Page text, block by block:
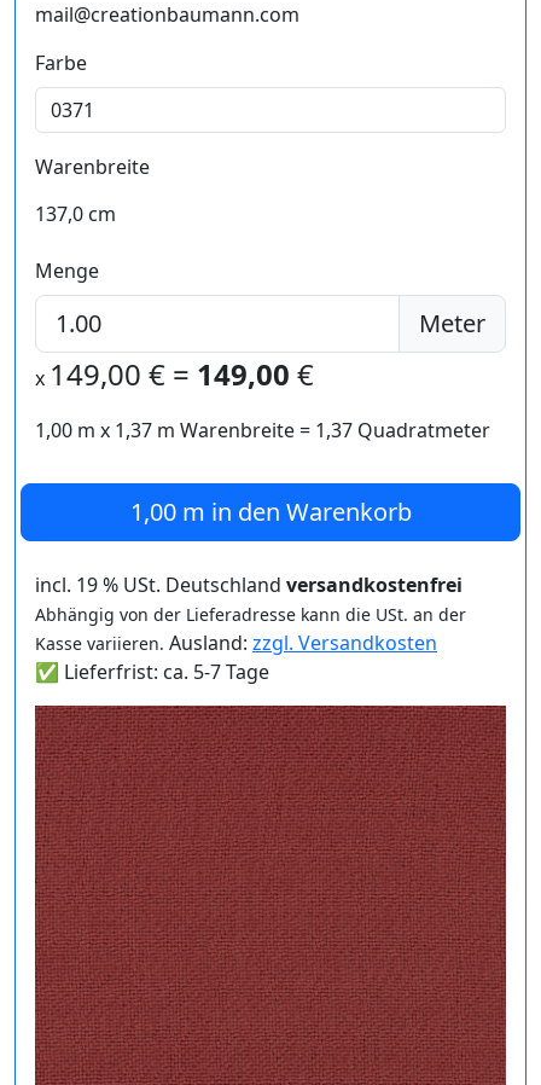
mail@creationbaumann.com
Farbe
Warenbreite
137,0 cm
Menge
Meter
x 149,00 € = 149,00 €
1,00 m x 1,37 m Warenbreite = 1,37 Quadratmeter
1,00 m in den Warenkorb
incl. 19 % USt. Deutschland versandkostenfrei
Abhängig von der Lieferadresse kann die USt. an der
Kasse variieren. Ausland: zzgl. Versandkosten
✅ Lieferfrist: ca. 5-7 Tage